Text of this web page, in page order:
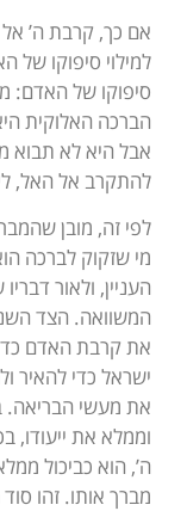
אם כך, קרבת ה’
למילוי סיפוקו של
סיפוקו של האדם:
הברכה האלוקית
אבל היא לא תבוא
להתקרב אל האל,
לפי זה, מובן
מי שזקוק לברכה
העניין, ולאור
המשוואה. הצד
את קרבת האדם
ישראל כדי להאיר
את מעשי הבריאה.
וממלא את ייעודו,
ה’, הוא כביכול
מברך אותו. זהו